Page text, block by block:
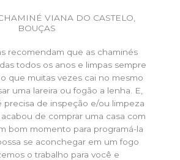
VIANA DO CASTELO,
BOUÇAS
recomendam que as chaminés
todos os anos e limpas sempre
que muitas vezes cai no mesmo
uma lareira ou fogão a lenha. E,
precisa de inspeção e/ou limpeza
de comprar uma casa com
bom momento para programá-la
se aconchegar em um fogo
o trabalho para você e